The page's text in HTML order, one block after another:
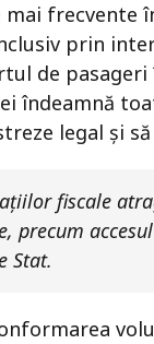
mai
prin
de pasageri
îndeamnă
legal și
fiscale
precum
Stat.